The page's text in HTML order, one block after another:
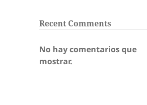
Recent Comments
No hay comentarios que
mostrar.